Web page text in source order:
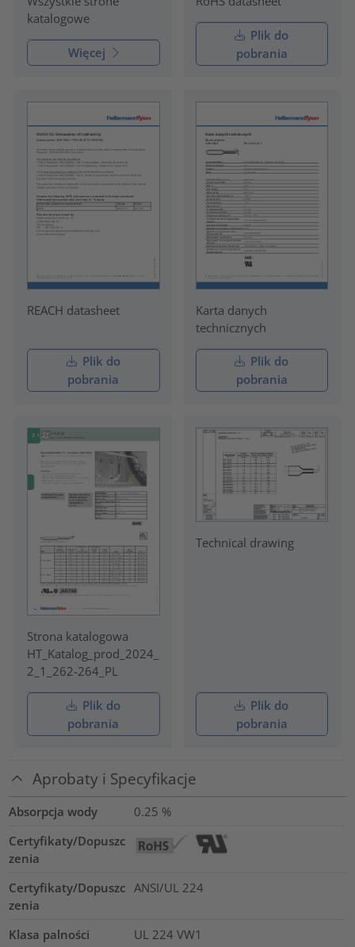
katalogowe
Więcej
Plik do
pobrania
REACH datasheet
Plik do
pobrania
Karta danych
technicznych
Plik do
pobrania
Strona katalogowa
HT_Katalog_prod_2024_
2_1_262-264_PL
Plik do
pobrania
Technical drawing
Plik do
pobrania
Aprobaty i Specyfikacje
Absorpcja wody 0.25 %
Certyfikaty/Dopuszc
zenia
Certyfikaty/Dopuszc
zenia
ANSI/UL 224
Klasa palności
UL 224 VW1